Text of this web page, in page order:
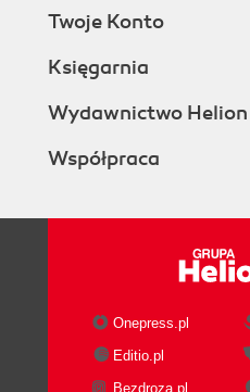
Twoje Konto
Księgarnia
Wydawnictwo Helion
Współpraca
Onepress.pl
Editio.pl
Bezdroza.pl